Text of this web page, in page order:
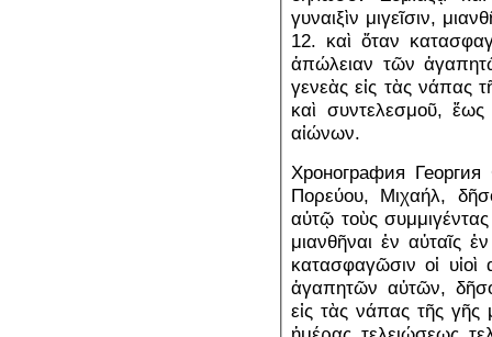
γυναιξὶν μιγεῖσιν,
12. καὶ ὅταν
ἀπώλειαν τῶν
γενεὰς εἰς τὰς νάπας
καὶ συντελεσμοῦ,
αἰώνων.
Хронография
Πορεύου, Μιχαήλ,
αὐτῷ τοὺς
μιανθῆναι ἐν αὐταῖς
κατασφαγῶσιν οἱ
ἀγαπητῶν αὐτῶν,
εἰς τὰς νάπας τῆς γῆς